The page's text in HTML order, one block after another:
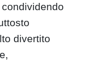
divertito